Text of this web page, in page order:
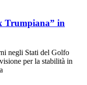
Trumpiana” in
negli Stati del Golfo
per la stabilità in